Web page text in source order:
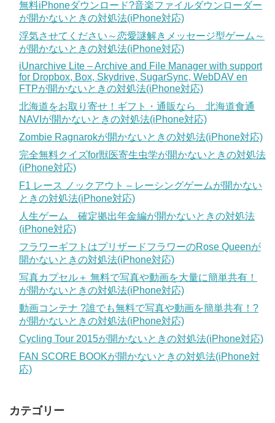
無料iPhoneダウンロード?音楽ファイルダウンローダー
が開かないときの対処法(iPhone対応)
浮気させてください～恋愛謎解きメッセージ型ゲーム～
が開かないときの対処法(iPhone対応)
iUnarchive Lite – Archive and File Manager with support
for Dropbox, Box, Skydrive, SugarSync, WebDAV en
FTPが開かないときの対処法(iPhone対応)
北海道をお取り寄せ！ギフト・通販なら 北海道食通
NAVIが開かないときの対処法(iPhone対応)
Zombie Ragnarokが開かないときの対処法(iPhone対応)
完全無料クイズfor獣医寄生虫学が開かないときの対処法
(iPhone対応)
F1 レース ノックアウト – レーシングゲームが開かない
ときの対処法(iPhone対応)
人生ゲーム 確定拠出年金編が開かないときの対処法
(iPhone対応)
フラワーギフトはプリザードフラワーのRose Queenが
開かないときの対処法(iPhone対応)
写真カプセル＋ 無料で写真や動画を大量に簡単共有！
が開かないときの対処法(iPhone対応)
動画コンテナ ?誰でも無料で写真や動画を簡単共有！?
が開かないときの対処法(iPhone対応)
Cycling Tour 2015が開かないときの対処法(iPhone対応)
FAN SCORE BOOKが開かないときの対処法(iPhone対
応)
カテゴリー